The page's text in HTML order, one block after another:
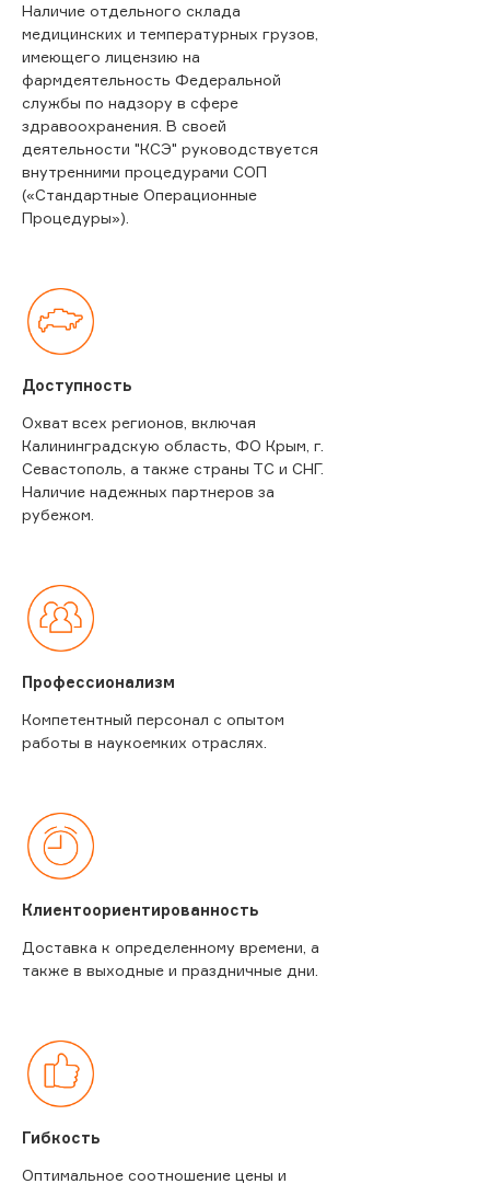
Наличие отдельного склада
медицинских и температурных грузов,
имеющего лицензию на
фармдеятельность Федеральной
службы по надзору в сфере
здравоохранения. В своей
деятельности "КСЭ" руководствуется
внутренними процедурами СОП
(«Стандартные Операционные
Процедуры»).
Доступность
Охват всех регионов, включая
Калининградскую область, ФО Крым, г.
Севастополь, а также страны ТС и СНГ.
Наличие надежных партнеров за
рубежом.
Профессионализм
Компетентный персонал с опытом
работы в наукоемких отраслях.
Клиентоориентированность
Доставка к определенному времени, а
также в выходные и праздничные дни.
Гибкость
Оптимальное соотношение цены и